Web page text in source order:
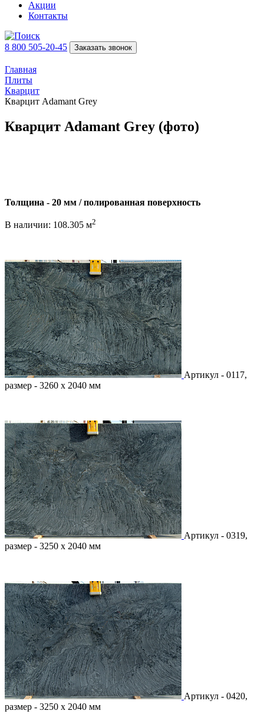
Акции
Контакты
8 800 505-20-45 Заказать звонок
Главная
Плиты
Кварцит
Кварцит Adamant Grey
Кварцит Adamant Grey (фото)
Толщина - 20 мм / полированная поверхность
В наличии: 108.305 м2
Артикул - 0117,
размер - 3260 х 2040 мм
Артикул - 0319,
размер - 3250 х 2040 мм
Артикул - 0420,
размер - 3250 х 2040 мм